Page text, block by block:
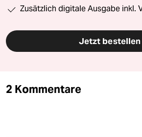
Zusätzlich digitale Ausgabe inkl.
Jetzt bestellen
2 Kommentare